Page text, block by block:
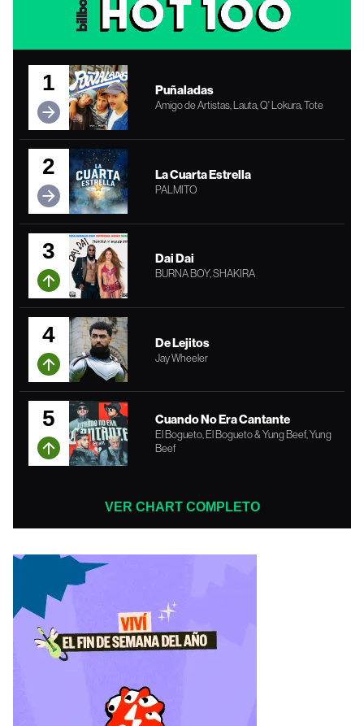
1 Puñaladas
Amigo de Artistas, Lauta, Q' Lokura, Tote
2 La Cuarta Estrella
PALMITO
3 Dai Dai
BURNA BOY, SHAKIRA
4 De Lejitos
Jay Wheeler
5 Cuando No Era Cantante
El Bogueto, El Bogueto & Yung Beef, Yung
Beef
VER CHART COMPLETO